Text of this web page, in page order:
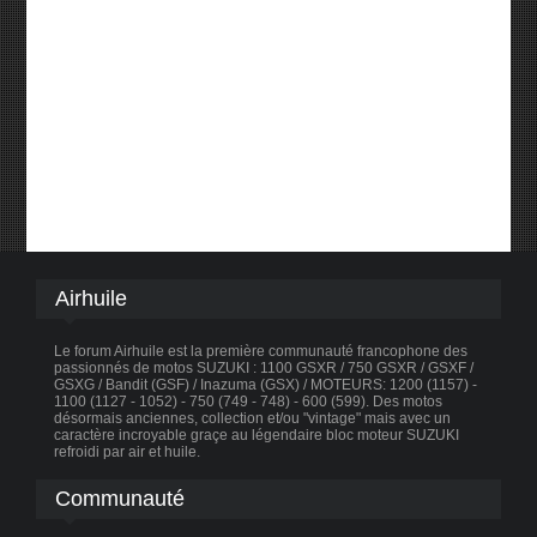
Airhuile
Le forum Airhuile est la première communauté francophone des
passionnés de motos SUZUKI : 1100 GSXR / 750 GSXR / GSXF /
GSXG / Bandit (GSF) / Inazuma (GSX) / MOTEURS: 1200 (1157) -
1100 (1127 - 1052) - 750 (749 - 748) - 600 (599). Des motos
désormais anciennes, collection et/ou "vintage" mais avec un
caractère incroyable graçe au légendaire bloc moteur SUZUKI
refroidi par air et huile.
Communauté